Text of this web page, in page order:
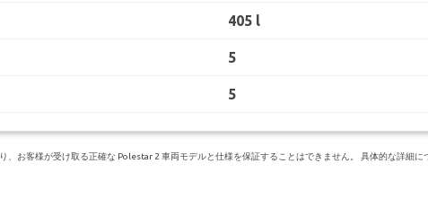
405 l
5
5
、お客様が受け取る正確な Polestar 2 車両モデルと仕様を保証することはできません。 具体的な詳細